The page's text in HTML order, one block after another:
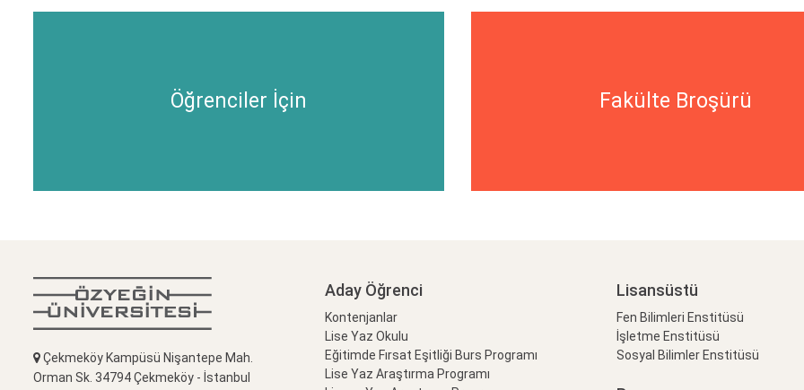
Öğrenciler İçin Fakülte Broşürü
Çekmeköy Kampüsü Nişantepe Mah.
Orman Sk. 34794 Çekmeköy - İstanbul
Aday Öğrenci
Kontenjanlar
Lise Yaz Okulu
Eğitimde Fırsat Eşitliği Burs Programı
Lise Yaz Araştırma Programı
Lisansüstü
Fen Bilimleri Enstitüsü
İşletme Enstitüsü
Sosyal Bilimler Enstitüsü